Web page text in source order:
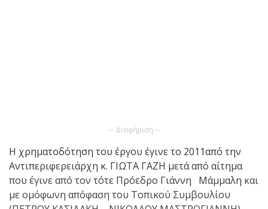
-- Διαφήμιση --
Η χρηματοδότηση του έργου έγινε το 2011από την
Αντιπεριφερειάρχη κ. ΓΙΩΤΑ ΓΑΖΗ μετά από αίτημα
που έγινε από τον τότε Πρόεδρο Γιάννη Μάμμαλη και
με ομόφωνη απόφαση του Τοπικού Συμβουλίου